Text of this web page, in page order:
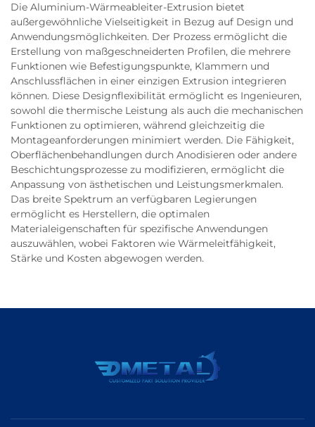
Die Aluminium-Wärmeableiter-Extrusion bietet
außergewöhnliche Vielseitigkeit in Bezug auf Design und
Anwendungsmöglichkeiten. Der Prozess ermöglicht die
Erstellung von maßgeschneiderten Profilen, die mehrere
Funktionen wie Befestigungspunkte, Klammern und
Anschlussflächen in einer einzigen Extrusion integrieren
können. Diese Designflexibilität ermöglicht es Ingenieuren,
sowohl die thermische Leistung als auch die mechanischen
Funktionen zu optimieren, während gleichzeitig die
Montageanforderungen minimiert werden. Die Fähigkeit,
Oberflächenbehandlungen durch Anodisieren oder andere
Beschichtungsprozesse zu modifizieren, ermöglicht die
Anpassung von ästhetischen und Leistungsmerkmalen.
Das breite Spektrum an verfügbaren Legierungen
ermöglicht es Herstellern, die optimalen
Materialeigenschaften für spezifische Anwendungen
auszuwählen, wobei Faktoren wie Wärmeleitfähigkeit,
Stärke und Kosten abgewogen werden.